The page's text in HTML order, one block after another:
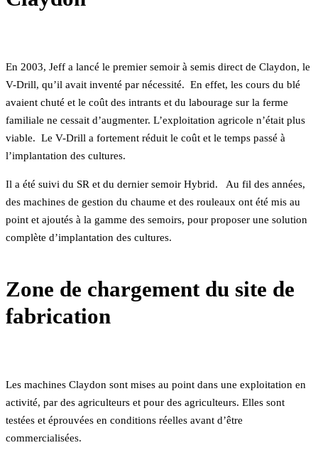
En 2003, Jeff a lancé le premier semoir à semis direct de Claydon, le
V-Drill, qu’il avait inventé par nécessité. En effet, les cours du blé
avaient chuté et le coût des intrants et du labourage sur la ferme
familiale ne cessait d’augmenter. L’exploitation agricole n’était plus
viable. Le V-Drill a fortement réduit le coût et le temps passé à
l’implantation des cultures.
Il a été suivi du SR et du dernier semoir Hybrid. Au fil des années,
des machines de gestion du chaume et des rouleaux ont été mis au
point et ajoutés à la gamme des semoirs, pour proposer une solution
complète d’implantation des cultures.
Les machines Claydon sont mises au point dans une exploitation en
activité, par des agriculteurs et pour des agriculteurs. Elles sont
testées et éprouvées en conditions réelles avant d’être
commercialisées.
Zone de chargement du site de
fabrication